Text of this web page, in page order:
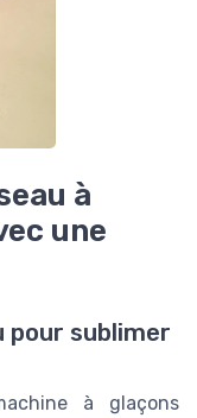
à
une
pour sublimer
à glaçons